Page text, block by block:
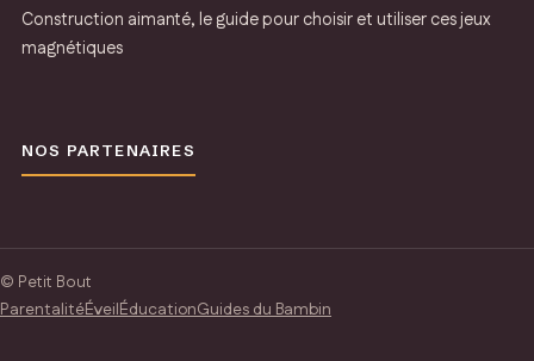
Construction aimanté, le guide pour choisir et utiliser ces jeux
magnétiques
NOS PARTENAIRES
© Petit Bout
ParentalitéÉveilÉducationGuides du Bambin